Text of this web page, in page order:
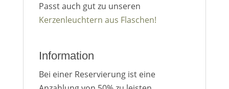
Passt auch gut zu unseren
Kerzenleuchtern aus Flaschen!
Information
Bei einer Reservierung ist eine